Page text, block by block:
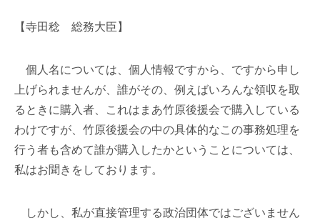
【寺田稔 総務大臣】
個人名については、個人情報ですから、ですから申し
上げられませんが、誰がその、例えばいろんな領収を取
るときに購入者、これはまあ竹原後援会で購入している
わけですが、竹原後援会の中の具体的なこの事務処理を
行う者も含めて誰が購入したかということについては、
私はお聞きをしております。
しかし、私が直接管理する政治団体ではございません